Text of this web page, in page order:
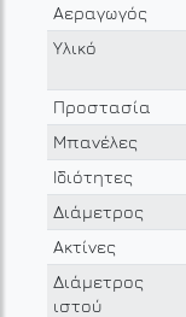
Αεραγωγός
Υλικό
Προστασία
Μπανέλες
Ιδιότητες
Διάμετρος
Ακτίνες
Διάμετρος
ιστού